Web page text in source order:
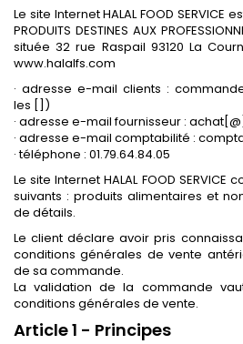
Le site Internet HALAL FOOD SERVICE
PRODUITS DESTINES AUX
située 32 rue Raspail 93120 La
www.halalfs.com
· adresse e-mail clients :
les [])
· adresse e-mail fournisseur :
· adresse e-mail comptabilité :
· téléphone : 01.79.64.84.05
Le site Internet HALAL FOOD
suivants : produits alimentaires et
de détails.
Le client déclare avoir pris
conditions générales de vente
de sa commande.
La validation de la commande
conditions générales de vente.
Article 1 - Principes